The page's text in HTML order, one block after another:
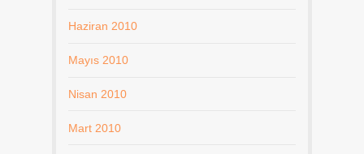
Haziran 2010
Mayıs 2010
Nisan 2010
Mart 2010